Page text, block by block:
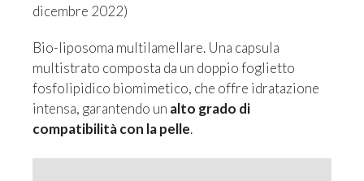
dicembre 2022)
Bio-liposoma multilamellare. Una capsula
multistrato composta da un doppio foglietto
fosfolipidico biomimetico, che offre idratazione
intensa, garantendo un alto grado di
compatibilità con la pelle.